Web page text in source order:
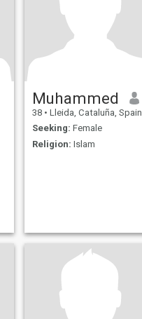
Muhammed
38 • Lleida, Cataluña, Spain
Seeking: Female
Religion: Islam